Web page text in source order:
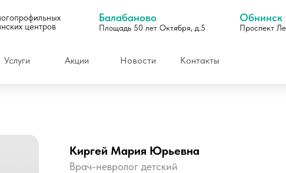
центров
Услуги Акции Новости Контакты
Балабаново
Площадь 50 лет Октября, д.5
Обнинск
Проспект
Киргей Мария Юрьевна
Врач-невролог детский